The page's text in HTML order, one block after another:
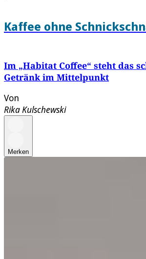
Kaffee ohne
Im „Habitat Coffee“ steht das
Getränk im Mittelpunkt
Von
Rika Kulschewski
Merken